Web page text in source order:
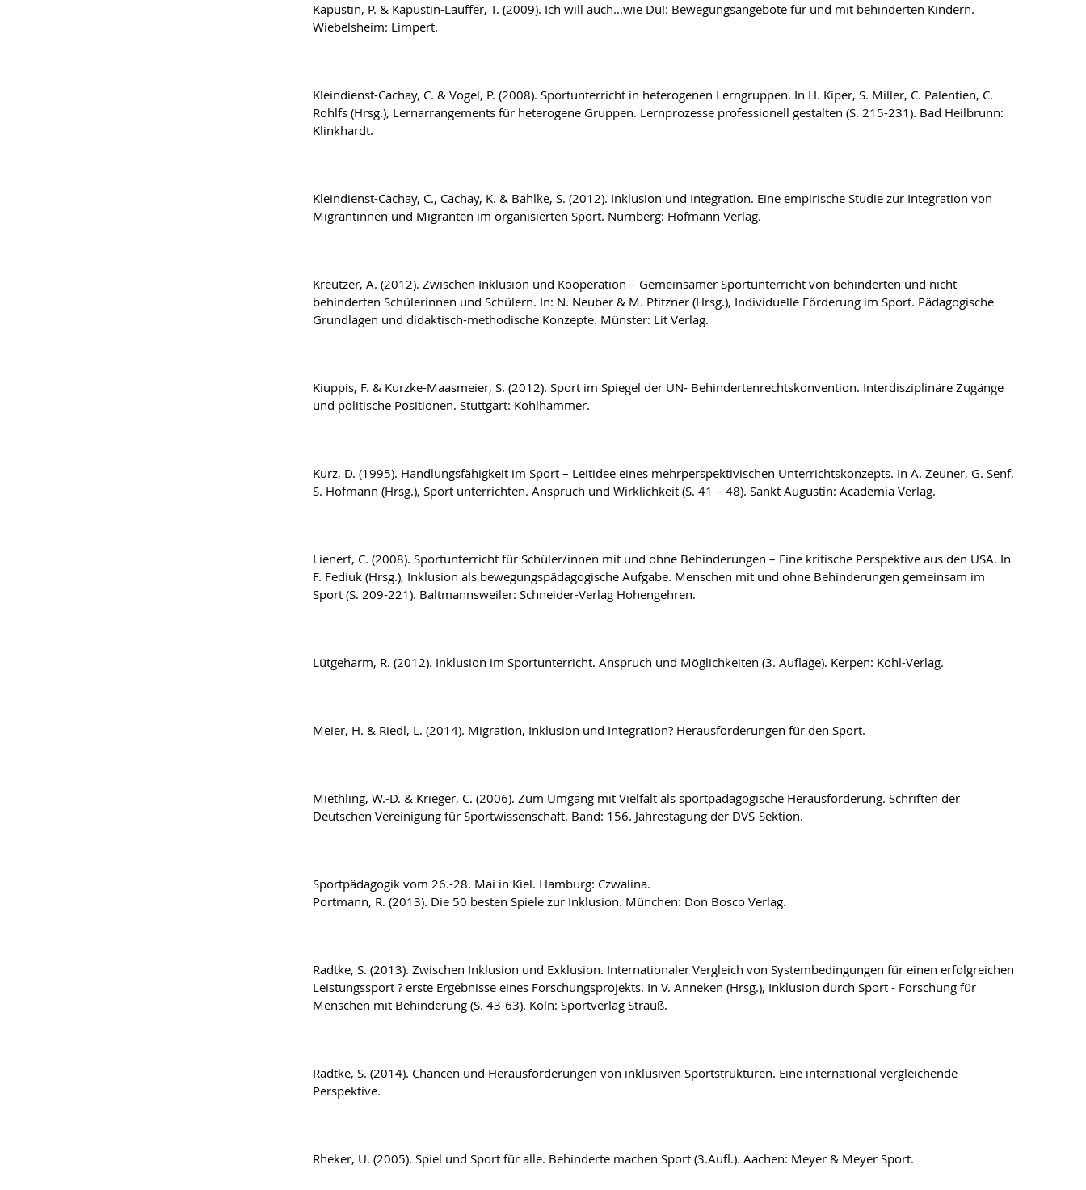
Kapustin, P. & Kapustin-Lauffer, T. (2009). Ich will auch...wie Du!: Bewegungsangebote für und mit behinderten Kindern.
Wiebelsheim: Limpert.
Kleindienst-Cachay, C. & Vogel, P. (2008). Sportunterricht in heterogenen Lerngruppen. In H. Kiper, S. Miller, C. Palentien, C.
Rohlfs (Hrsg.), Lernarrangements für heterogene Gruppen. Lernprozesse professionell gestalten (S. 215-231). Bad Heilbrunn:
Klinkhardt.
Kleindienst-Cachay, C., Cachay, K. & Bahlke, S. (2012). Inklusion und Integration. Eine empirische Studie zur Integration von
Migrantinnen und Migranten im organisierten Sport. Nürnberg: Hofmann Verlag.
Kreutzer, A. (2012). Zwischen Inklusion und Kooperation – Gemeinsamer Sportunterricht von behinderten und nicht
behinderten Schülerinnen und Schülern. In: N. Neuber & M. Pfitzner (Hrsg.), Individuelle Förderung im Sport. Pädagogische
Grundlagen und didaktisch-methodische Konzepte. Münster: Lit Verlag.
Kiuppis, F. & Kurzke-Maasmeier, S. (2012). Sport im Spiegel der UN- Behindertenrechtskonvention. Interdisziplinäre Zugänge
und politische Positionen. Stuttgart: Kohlhammer.
Kurz, D. (1995). Handlungsfähigkeit im Sport – Leitidee eines mehrperspektivischen Unterrichtskonzepts. In A. Zeuner, G. Senf,
S. Hofmann (Hrsg.), Sport unterrichten. Anspruch und Wirklichkeit (S. 41 – 48). Sankt Augustin: Academia Verlag.
Lienert, C. (2008). Sportunterricht für Schüler/innen mit und ohne Behinderungen – Eine kritische Perspektive aus den USA. In
F. Fediuk (Hrsg.), Inklusion als bewegungspädagogische Aufgabe. Menschen mit und ohne Behinderungen gemeinsam im
Sport (S. 209-221). Baltmannsweiler: Schneider-Verlag Hohengehren.
Lütgeharm, R. (2012). Inklusion im Sportunterricht. Anspruch und Möglichkeiten (3. Auflage). Kerpen: Kohl-Verlag.
Meier, H. & Riedl, L. (2014). Migration, Inklusion und Integration? Herausforderungen für den Sport.
Miethling, W.-D. & Krieger, C. (2006). Zum Umgang mit Vielfalt als sportpädagogische Herausforderung. Schriften der
Deutschen Vereinigung für Sportwissenschaft. Band: 156. Jahrestagung der DVS-Sektion.
Sportpädagogik vom 26.-28. Mai in Kiel. Hamburg: Czwalina.
Portmann, R. (2013). Die 50 besten Spiele zur Inklusion. München: Don Bosco Verlag.
Radtke, S. (2013). Zwischen Inklusion und Exklusion. Internationaler Vergleich von Systembedingungen für einen erfolgreichen
Leistungssport ? erste Ergebnisse eines Forschungsprojekts. In V. Anneken (Hrsg.), Inklusion durch Sport - Forschung für
Menschen mit Behinderung (S. 43-63). Köln: Sportverlag Strauß.
Radtke, S. (2014). Chancen und Herausforderungen von inklusiven Sportstrukturen. Eine international vergleichende
Perspektive.
Rheker, U. (2005). Spiel und Sport für alle. Behinderte machen Sport (3.Aufl.). Aachen: Meyer & Meyer Sport.